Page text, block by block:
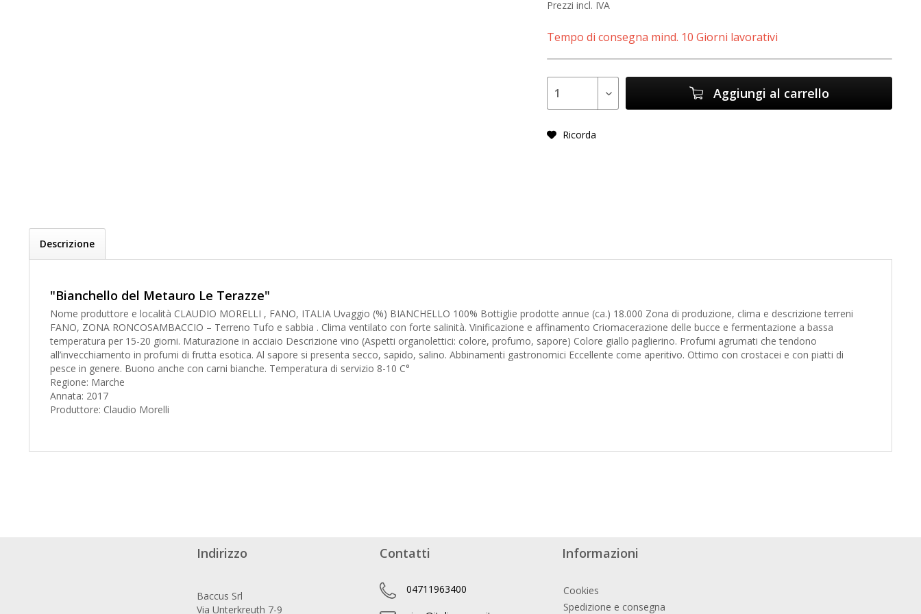
Prezzi incl. IVA
Tempo di consegna mind. 10 Giorni lavorativi
Aggiungi al carrello
Ricorda
Descrizione
"Bianchello del Metauro Le Terazze"
Nome produttore e località CLAUDIO MORELLI , FANO, ITALIA Uvaggio (%) BIANCHELLO 100% Bottiglie prodotte annue (ca.) 18.000 Zona di produzione, clima e descrizione terreni
FANO, ZONA RONCOSAMBACCIO – Terreno Tufo e sabbia . Clima ventilato con forte salinità. Vinificazione e affinamento Criomacerazione delle bucce e fermentazione a bassa
temperatura per 15-20 giorni. Maturazione in acciaio Descrizione vino (Aspetti organolettici: colore, profumo, sapore) Colore giallo paglierino. Profumi agrumati che tendono
all’invecchiamento in profumi di frutta esotica. Al sapore si presenta secco, sapido, salino. Abbinamenti gastronomici Eccellente come aperitivo. Ottimo con crostacei e con piatti di
pesce in genere. Buono anche con carni bianche. Temperatura di servizio 8-10 C°
Regione: Marche
Annata: 2017
Produttore: Claudio Morelli
Indirizzo
Baccus Srl
Via Unterkreuth 7-9
Contatti
04711963400
Informazioni
Cookies
Spedizione e consegna